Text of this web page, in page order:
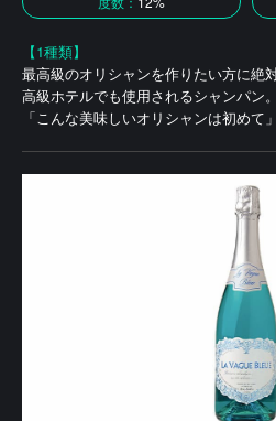
【1種類】
最高級のオリシャンを作りたい方に絶
高級ホテルでも使用されるシャンパン。
「こんな美味しいオリシャンは初めて